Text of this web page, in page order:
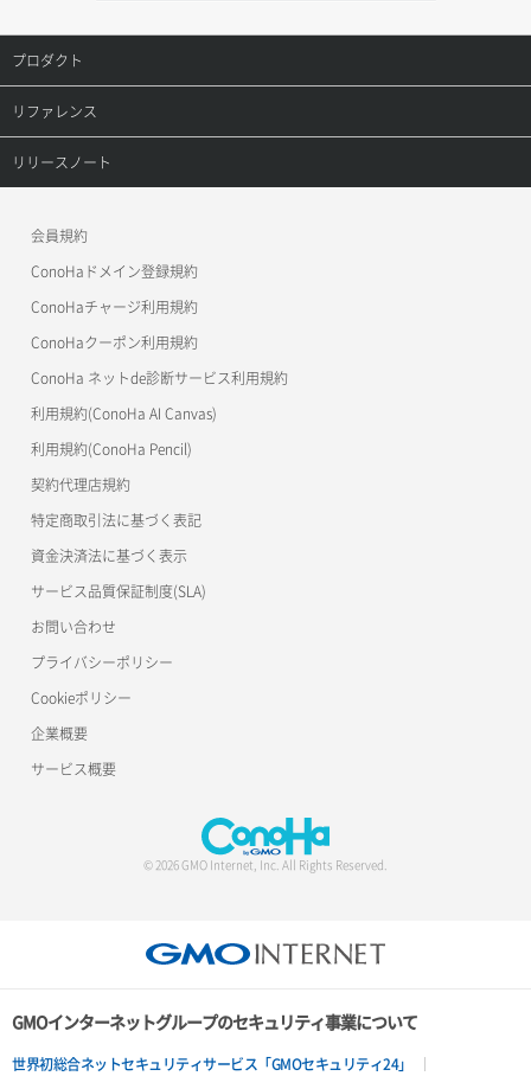
ボリューム削除
ボリューム更新
ボリューム詳細一覧取得
自動バックアップ有効化
サーバープラン一覧取得
サーバープラン変更
サーバープラン詳細一覧取得
サーバープラン詳細取得
サーバーメタデータ取得
サーバーメタデータ更新（ネームタグ変更）
サーバー一覧取得
サーバー作成
サーバー再構築（OS再インストール）
サーバー利用状況グラフ（ディスクIO）
サーバー削除
ポートデタッチ
ボリュームアタッチ
ネットワーク一覧取得
ネットワーク作成（ローカルネットワーク用）
ネットワーク削除（ローカルネットワーク用）
ネットワーク詳細取得
ポート一覧取得
ポート作成（ローカルネットワーク用）
ポート作成（追加IP用）
ポート削除
ポート詳細取得
メンバー更新
メンバー詳細取得
メンバー追加
リスナー作成
リスナー削除
リスナー更新
リスナー詳細取得
ロードバランサー一覧取得
ロードバランサー削除
ロードバランサー更新
ロードバランサー詳細取得
ロードバランサー追加
オブジェクト複製
オブジェクト詳細取得
コンテナ一覧取得
コンテナ作成
コンテナ削除
ラージオブジェクトアップロード(DLO)
一時的Web公開
レコード更新
レコード詳細取得
プロダクト
プロダクトトップ
ConoHa VPS(Ver.3.0)
ConoHa for GAME
リファレンス
リファレンストップ
OpenStack CLI
Terraform
s3cmd
公開API(ConoHa VPS Ver.2.0)
リリースノート
会員規約
ConoHaドメイン登録規約
ConoHaチャージ利用規約
ConoHaクーポン利用規約
ConoHa ネットde診断サービス利用規約
利用規約(ConoHa AI Canvas)
利用規約(ConoHa Pencil)
契約代理店規約
特定商取引法に基づく表記
資金決済法に基づく表示
サービス品質保証制度(SLA)
お問い合わせ
プライバシーポリシー
Cookieポリシー
企業概要
サービス概要
© 2026 GMO Internet, Inc. All Rights Reserved.
GMOインターネットグループのセキュリティ事業について
世界初総合ネットセキュリティサービス「GMOセキュリティ24」